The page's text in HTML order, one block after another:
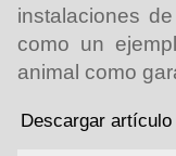
instalaciones
como un
animal como
Descargar